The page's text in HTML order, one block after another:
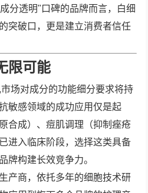
分透明"口碑的品牌而言，白细
突破口，更是建立消费者信任
限可能
场对成分的功能细分要求将持
敏感领域的成功应用仅是起
合成）、痘肌调理（抑制痤疮
进入临床阶段，选择这类具备
牌构建长效竞争力。
产商，依托多年的细胞技术研